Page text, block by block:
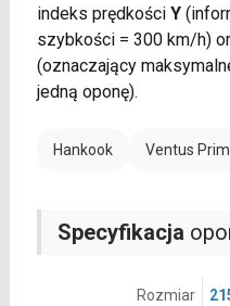
indeks prędkości Y
szybkości = 300 km/h)
(oznaczający
jedną oponę).
Hankook Ventus
Specyfikacja
Rozmiar